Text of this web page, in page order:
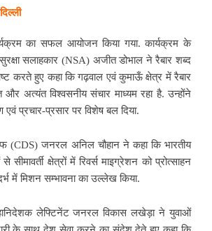
का सफल आयोजन किया गया. कार्यक्रम के
सलाहकार (NSA) अजीत डोभाल ने रैबार शब्द
करते हुए कहा कि गढ़वाल एवं कुमाऊँ क्षेत्र में रैबार
और अत्यंत विश्वसनीय संचार माध्यम रहा है. उन्होंने
एवं प्रचार-प्रसार पर विशेष बल दिया.
जनरल अनिल चौहान ने कहा कि भारतीय
सीमावर्ती क्षेत्रों में रिवर्स माइग्रेशन को प्रोत्साहन
में मिशन सम्भावना का उल्लेख किया.
लेफ्टिनेंट जनरल विकास लखेड़ा ने युवाओं